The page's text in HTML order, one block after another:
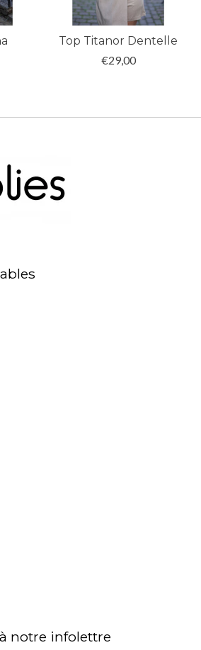
Top Titanor Dentelle
€29,00
notre infolettre